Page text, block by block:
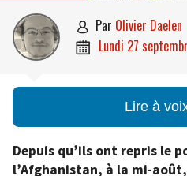
 par Olivier Daelen
 lundi 27
Lire à
Depuis qu’ils ont repris le
l’Afghanistan, à la mi-